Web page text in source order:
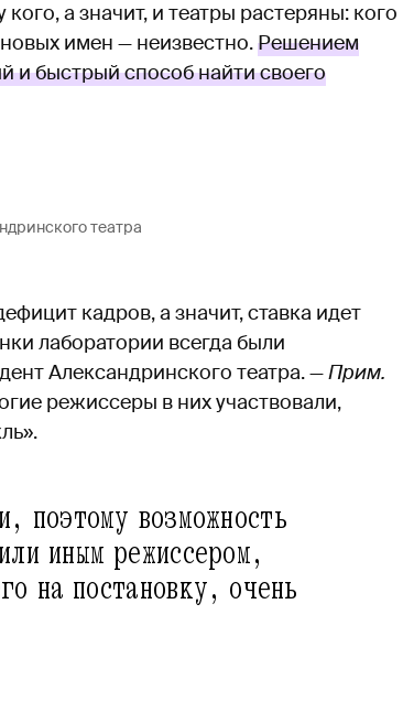
а значит, и театры растеряны: кого
имен — неизвестно.Решением
и быстрый способ найти своего
театра
кадров, а значит, ставка идет
лаборатории всегда были
Александринского театра. —Прим.
режиссеры в них участвовали,
поэтому возможность
иным режиссером,
на постановку, очень